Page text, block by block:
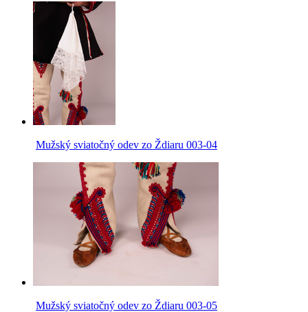
Mužský sviatočný odev zo Ždiaru 003-04
Mužský sviatočný odev zo Ždiaru 003-05